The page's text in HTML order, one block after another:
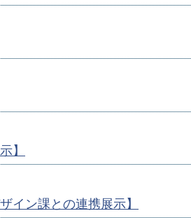
】
イン課との連携展示】